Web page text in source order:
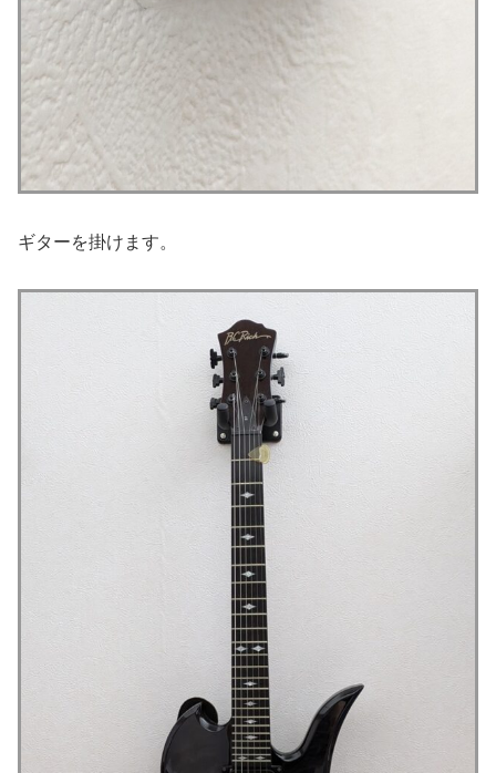
ギターを掛けます。